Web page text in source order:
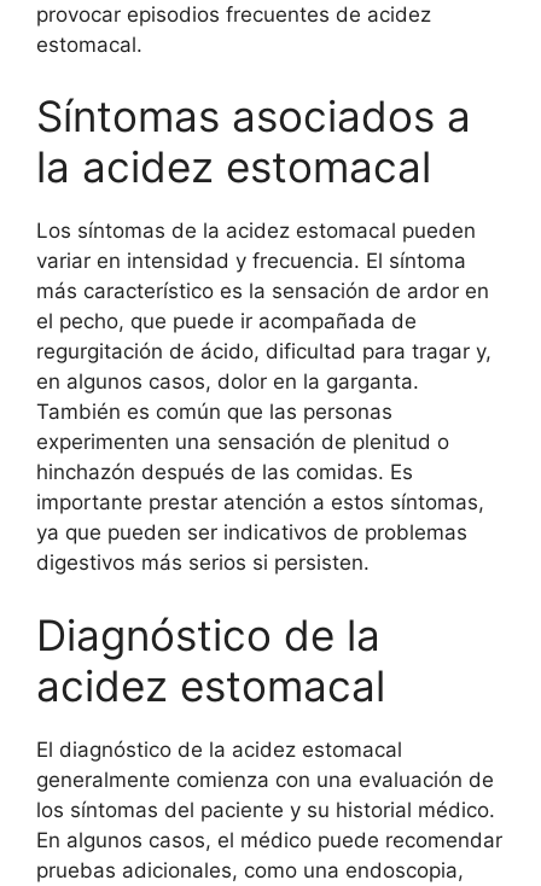
provocar episodios frecuentes de acidez
estomacal.
Síntomas asociados a
la acidez estomacal
Los síntomas de la acidez estomacal pueden
variar en intensidad y frecuencia. El síntoma
más característico es la sensación de ardor en
el pecho, que puede ir acompañada de
regurgitación de ácido, dificultad para tragar y,
en algunos casos, dolor en la garganta.
También es común que las personas
experimenten una sensación de plenitud o
hinchazón después de las comidas. Es
importante prestar atención a estos síntomas,
ya que pueden ser indicativos de problemas
digestivos más serios si persisten.
Diagnóstico de la
acidez estomacal
El diagnóstico de la acidez estomacal
generalmente comienza con una evaluación de
los síntomas del paciente y su historial médico.
En algunos casos, el médico puede recomendar
pruebas adicionales, como una endoscopia,